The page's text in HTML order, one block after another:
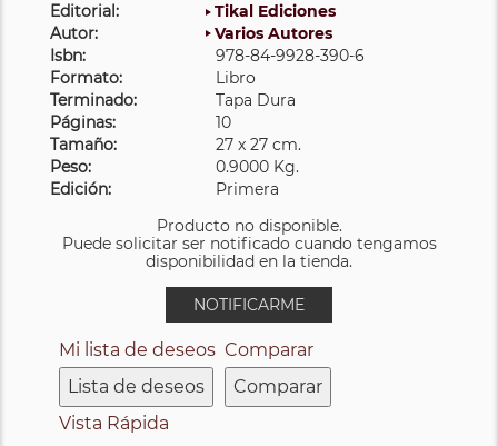
Editorial:
Tikal Ediciones
Autor:
Varios Autores
Isbn:
978-84-9928-390-6
Formato:
Libro
Terminado:
Tapa Dura
Páginas:
10
Tamaño:
27 x 27 cm.
Peso:
0.9000 Kg.
Edición:
Primera
Producto no disponible.
Puede solicitar ser notificado cuando tengamos
disponibilidad en la tienda.
NOTIFICARME
Mi lista de deseos
Lista de deseos
Comparar
Comparar
Vista Rápida